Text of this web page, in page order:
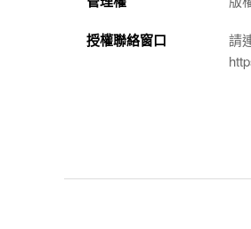
授權聯絡窗口
請